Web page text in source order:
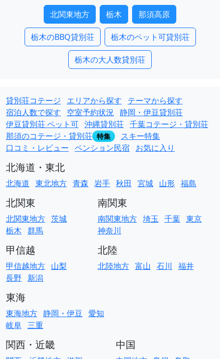
北関東地方 栃木 那須高原
栃木のBBQ貸別荘 栃木のペット可貸別荘
栃木の大人数貸別荘
貸別荘コテージ エリアから探す
テーマから探す
宿泊人数で探す
空室予約状況 静岡・伊豆貸別荘
伊豆貸別荘 ペット可 沖縄貸別荘 千葉コテージ・貸別荘
那須のコテージ・貸別荘 特集
スキー特集
口コミ・レビュー ペンション民宿 お気に入り
北海道・東北
北海道 東北地方 青森 岩手 秋田 宮城 山形 福島
北関東
北関東地方 茨城
栃木 群馬
南関東
南関東地方 埼玉 千葉 東京
神奈川
甲信越
甲信越地方 山梨
長野
新潟
北陸
北陸地方 富山 石川 福井
東海
東海地方 静岡・伊豆 愛知
岐阜 三重
関西・近畿 中国